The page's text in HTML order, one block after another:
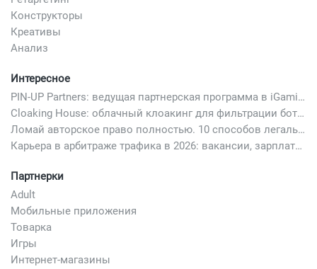
Конструкторы
Креативы
Анализ
Интересное
PIN-UP Partners: ведущая партнерская программа в iGaming
Cloaking House: облачный клоакинг для фильтрации ботов FB и Google Ads — гайд PHP-интеграции 2026
Ломай авторское право полностью. 10 способов легально добавить любимый трек в свой креатив
Карьера в арбитраже трафика в 2026: вакансии, зарплаты и как начать
Партнерки
Adult
Мобильные приложения
Товарка
Игры
Интернет-магазины